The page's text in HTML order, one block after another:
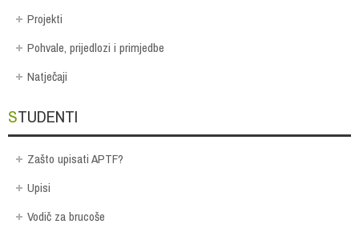
Projekti
Pohvale, prijedlozi i primjedbe
Natječaji
STUDENTI
Zašto upisati APTF?
Upisi
Vodič za brucoše